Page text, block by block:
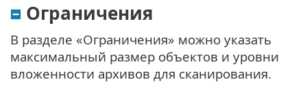
Ограничения
В разделе «Ограничения» можно указать
максимальный размер объектов и уровни
вложенности архивов для сканирования.